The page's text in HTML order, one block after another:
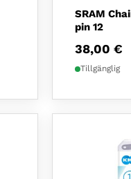
SRAM
pin 12
38,00 €
Tillgänglig